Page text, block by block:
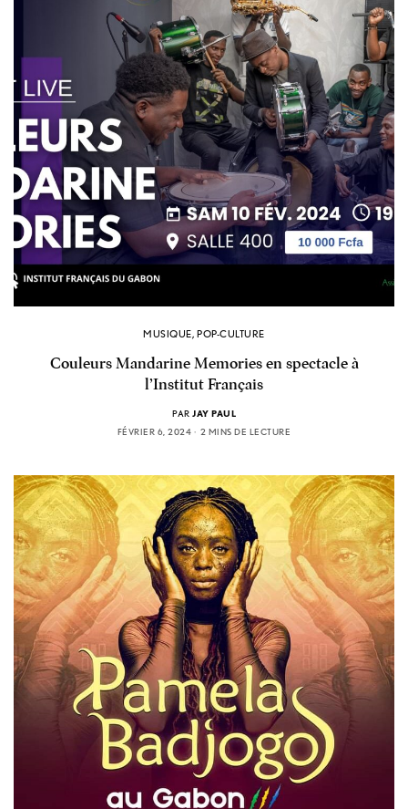
MUSIQUE, POP-CULTURE
Couleurs Mandarine Memories en spectacle à
l’Institut Français
PAR JAY PAUL
FÉVRIER 6, 2024
2 MINS DE LECTURE